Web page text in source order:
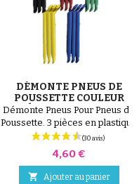
DÉMONTE PNEUS DE
POUSSETTE COULEUR
ALÉATOIRE 1 LOT DE 3
PIÈCES
Démonte Pneus Pour Pneus de
Poussette. 3 pièces en plastique
de haute qualité, couleur
aléatoire, noir, rouge, vert,
jaune et bleu ou 3 pièces en
acier ( gris ) Le montage du
Prix
4,60 €
 Ajouter au panier